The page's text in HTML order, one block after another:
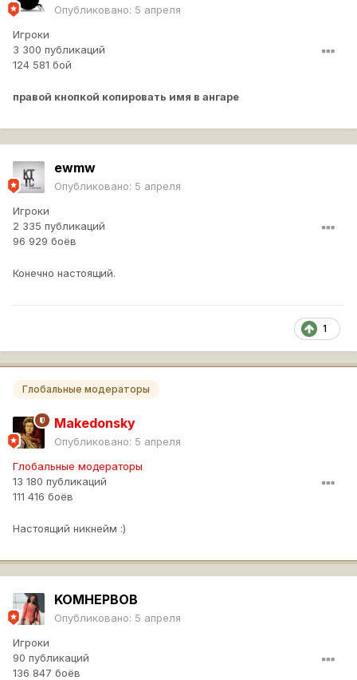
Опубликовано: 5 апреля
Игроки
3 300 публикаций
124 581 бой
правой кнопкой копировать имя в ангаре
ewmw
Опубликовано: 5 апреля
Игроки
2 335 публикаций
96 929 боёв
Конечно настоящий.
1
Глобальные модераторы
Makedonsky
Опубликовано: 5 апреля
Глобальные модераторы
13 180 публикаций
111 416 боёв
Настоящий никнейм :)
KOMHEPBOB
Опубликовано: 5 апреля
Игроки
90 публикаций
136 847 боёв